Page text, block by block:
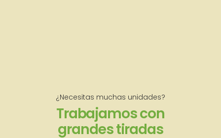
¿Necesitas muchas unidades?
Trabajamos con
grandes tiradas